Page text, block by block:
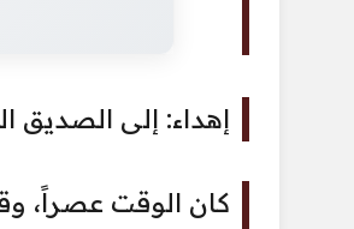
إهداء: إلى الصديق
كان الوقت عصراً،